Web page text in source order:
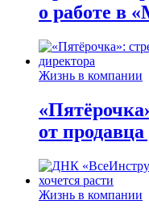
о работе в
Жизнь в компании
от
Жизнь в компании